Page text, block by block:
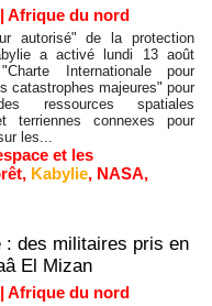
| Afrique du nord
autorisé" de la protection
a activé lundi 13 août
Internationale pour
catastrophes majeures" pour
ressources spatiales
terriennes connexes pour
les...
et les
, Kabylie, NASA,
: des militaires pris en
El Mizan
| Afrique du nord